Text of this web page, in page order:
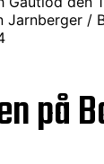
Jarnberger /
på